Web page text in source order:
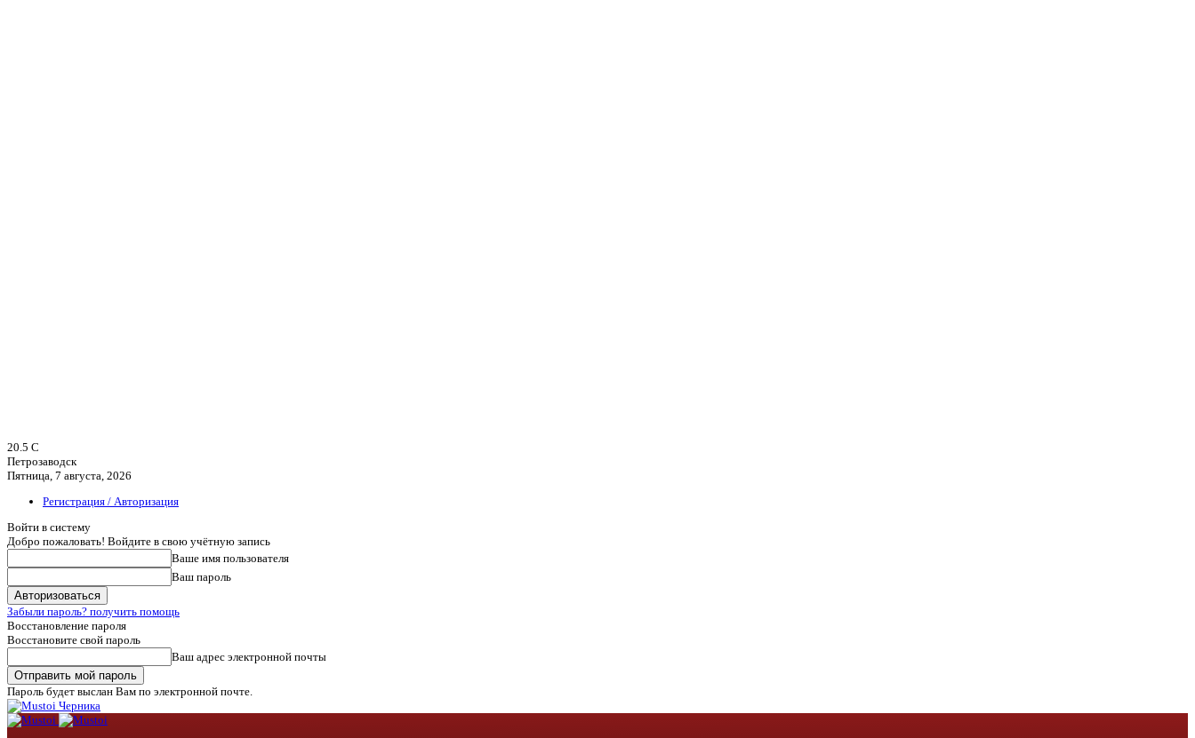
20.5 C
Петрозаводск
Пятница, 7 августа, 2026
Регистрация / Авторизация
Войти в систему
Добро пожаловать! Войдите в свою учётную запись
Ваше имя пользователя
Ваш пароль
Забыли пароль? получить помощь
Восстановление пароля
Восстановите свой пароль
Ваш адрес электронной почты
Пароль будет выслан Вам по электронной почте.
Черника